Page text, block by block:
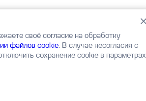
своё согласие на обработку
файлов cookie. В случае несогласия с
сохранение cookie в параметрах